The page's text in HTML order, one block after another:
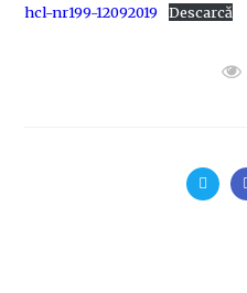
hcl-nr199-12092019 Descarcă